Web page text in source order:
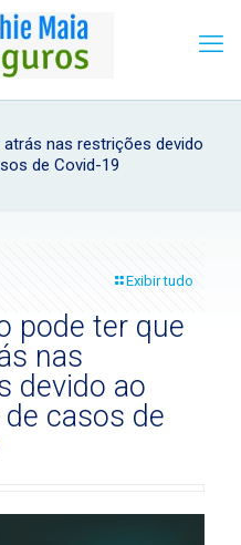
nas restrições devido
de Covid-19
Exibir tudo
pode ter que
nas
devido ao
casos de